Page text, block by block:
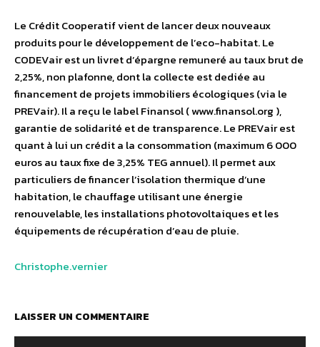
Le Crédit Cooperatif vient de lancer deux nouveaux
produits pour le développement de l’eco-habitat. Le
CODEVair est un livret d’épargne remuneré au taux brut de
2,25%, non plafonne, dont la collecte est dediée au
financement de projets immobiliers écologiques (via le
PREVair). Il a reçu le label Finansol ( www.finansol.org ),
garantie de solidarité et de transparence. Le PREVair est
quant à lui un crédit a la consommation (maximum 6 000
euros au taux fixe de 3,25% TEG annuel). Il permet aux
particuliers de financer l’isolation thermique d’une
habitation, le chauffage utilisant une énergie
renouvelable, les installations photovoltaiques et les
équipements de récupération d’eau de pluie.
Christophe.vernier
LAISSER UN COMMENTAIRE